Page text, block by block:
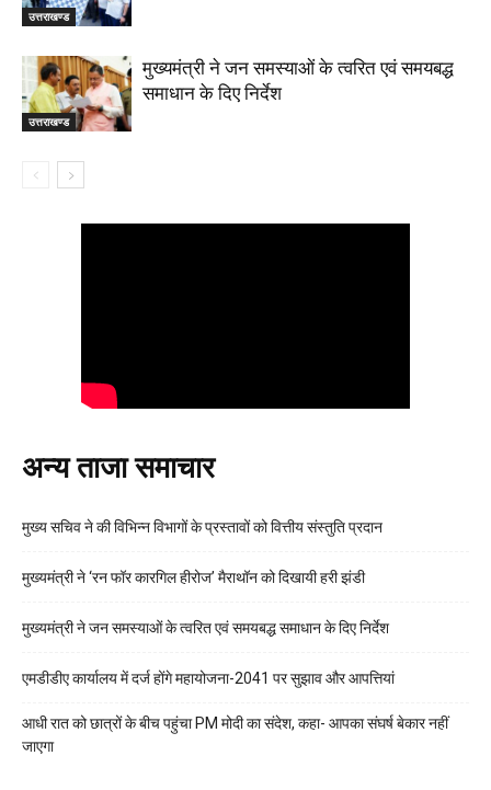
उत्तराखण्ड
उत्तराखण्ड
मुख्यमंत्री ने जन समस्याओं के त्वरित एवं समयबद्ध
समाधान के दिए निर्देश
अन्य ताजा समाचार
मुख्य सचिव ने की विभिन्न विभागों के प्रस्तावों को वित्तीय संस्तुति प्रदान
मुख्यमंत्री ने ‘रन फॉर कारगिल हीरोज’ मैराथॉन को दिखायी हरी झंडी
मुख्यमंत्री ने जन समस्याओं के त्वरित एवं समयबद्ध समाधान के दिए निर्देश
एमडीडीए कार्यालय में दर्ज होंगे महायोजना-2041 पर सुझाव और आपत्तियां
आधी रात को छात्रों के बीच पहुंचा PM मोदी का संदेश, कहा- आपका संघर्ष बेकार नहीं
जाएगा